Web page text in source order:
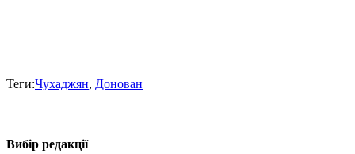
Теги:Чухаджян, Донован
Вибір редакції